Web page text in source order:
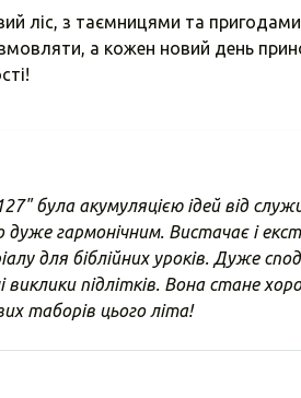
ліс, з таємницями та
а кожен новий день
була акумуляцією ідей від
дуже гармонічним. Вистачає і
для біблійних уроків. Дуже
виклики підлітків. Вона стане
таборів цього літа!